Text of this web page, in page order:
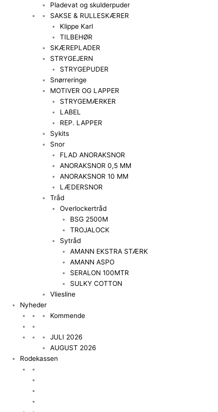
Pladevat og skulderpuder
SAKSE & RULLESKÆRER
Klippe Karl
TILBEHØR
SKÆREPLADER
STRYGEJERN
STRYGEPUDER
Snørreringe
MOTIVER OG LAPPER
STRYGEMÆRKER
LABEL
REP. LAPPER
Sykits
Snor
FLAD ANORAKSNOR
ANORAKSNOR 0,5 MM
ANORAKSNOR 10 MM
LÆDERSNOR
Tråd
Overlockertråd
BSG 2500M
TROJALOCK
Sytråd
AMANN EKSTRA STÆRK
AMANN ASPO
SERALON 100MTR
SULKY COTTON
Vliesline
Nyheder
Kommende
JULI 2026
AUGUST 2026
Rodekassen